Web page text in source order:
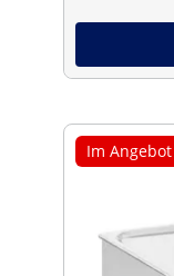
Im Angebot